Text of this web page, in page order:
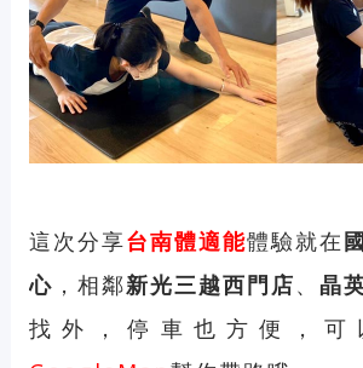
這次分享台南體適能體驗就在
心 ，相鄰新光三越西門店、 晶
找外，停車也方便，可